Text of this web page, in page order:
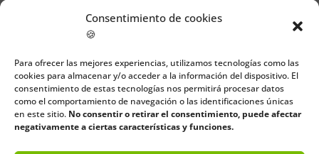
Consentimiento de cookies
🍪
Para ofrecer las mejores experiencias, utilizamos tecnologías como las
cookies para almacenar y/o acceder a la información del dispositivo. El
consentimiento de estas tecnologías nos permitirá procesar datos
como el comportamiento de navegación o las identificaciones únicas
en este sitio. No consentir o retirar el consentimiento, puede afectar
negativamente a ciertas características y funciones.
electrónico y web en este navegador
para la próxima vez que comente.
Enviar comentario